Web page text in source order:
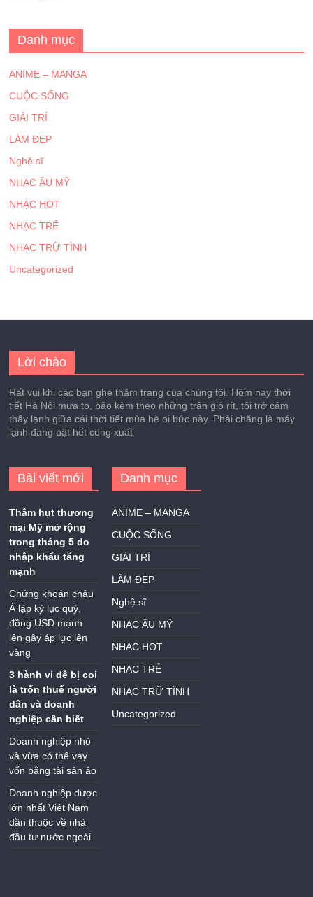
Danh mục
ANIME – MANGA
CUỘC SỐNG
GIẢI TRÍ
LÀM ĐẸP
Nghệ sĩ
NHẠC ÂU MỸ
NHẠC HOT
NHẠC TRẺ
NHẠC TRỮ TÌNH
Uncategorized
Lời chào
Rất vui khi các bạn ghé thăm trang của chúng tôi. Hôm nay thời
tiết Hà Nội mưa to, bão kèm theo những trận gió rít, tôi trở cảm
thấy lạnh giữa cái thời tiết mùa hè oi bức này. Phải chăng là máy
lạnh đang bật hết công xuất
Bài viết mới
Thâm hụt thương
mại Mỹ mở rộng
trong tháng 5 do
nhập khẩu tăng
mạnh
Chứng khoán châu
Á lập kỷ lục quý,
đồng USD mạnh
lên gây áp lực lên
vàng
3 hành vi dễ bị coi
là trốn thuế người
dân và doanh
nghiệp cần biết
Doanh nghiệp nhỏ
và vừa có thể vay
vốn bằng tài sản ảo
Doanh nghiệp dược
lớn nhất Việt Nam
dần thuộc về nhà
đầu tư nước ngoài
Danh mục
ANIME – MANGA
CUỘC SỐNG
GIẢI TRÍ
LÀM ĐẸP
Nghệ sĩ
NHẠC ÂU MỸ
NHẠC HOT
NHẠC TRẺ
NHẠC TRỮ TÌNH
Uncategorized